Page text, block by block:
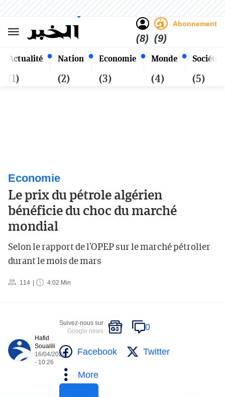
Actualité
(1)
Nation
(2)
Economie
(3)
Monde
(4)
Société
(5)
(8)
Abonnement
(9)
Vendredi 23 Safar 1448 - 07
Août 2026
Alger
Economie
Le prix du pétrole algérien
bénéficie du choc du marché
mondial
Selon le rapport de l’OPEP sur le marché pétrolier
durant le mois de mars
114 4:02 Min
Hafid
Soualili
16/04/2026
- 10:26
Suivez-nous sur
Google news
0
Facebook Twitter
More